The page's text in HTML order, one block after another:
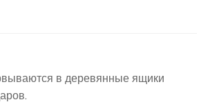
в деревянные ящики